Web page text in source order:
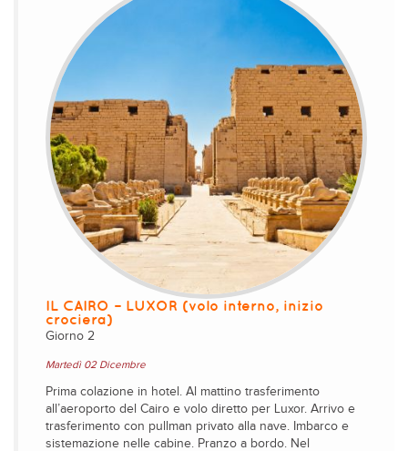
IL CAIRO – LUXOR (volo interno, inizio
crociera)
Giorno 2
Martedì 02 Dicembre
Prima colazione in hotel. Al mattino trasferimento
all’aeroporto del Cairo e volo diretto per Luxor. Arrivo e
trasferimento con pullman privato alla nave. Imbarco e
sistemazione nelle cabine. Pranzo a bordo. Nel